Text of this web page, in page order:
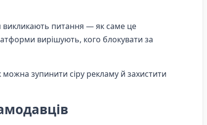
викликають питання — як саме це
вирішують, кого блокувати за
зупинити сіру рекламу й захистити